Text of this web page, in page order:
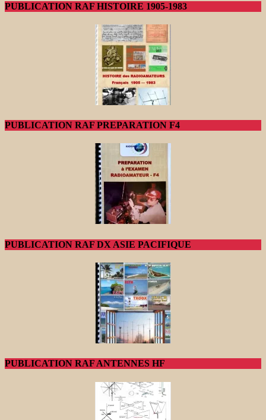
PUBLICATION RAF HISTOIRE 1905-1983
PUBLICATION RAF PREPARATION F4
PUBLICATION RAF DX ASIE PACIFIQUE
PUBLICATION RAF ANTENNES HF